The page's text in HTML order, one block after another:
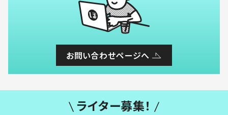
お問い合わせページへ
ライター募集！